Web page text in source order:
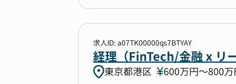
■ 期待していること
------------------------------------
今回のポジションでは、こ
【入社後の流れ】
即戦力としてご活躍いただ
る環境です。
事業に直接繋がる業務を行
り、貢献実感が得られやす
・連結決算業務
・開示関連業務 など
求人ID: a07TK00000qs7BTYAY
経理（FinTech/金融 x リ
東京都港区 600万円〜800万